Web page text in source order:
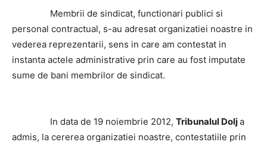
Membrii de sindicat, functionari publici si
personal contractual, s-au adresat organizatiei noastre in
vederea reprezentarii, sens in care am contestat in
instanta actele administrative prin care au fost imputate
sume de bani membrilor de sindicat.
In data de 19 noiembrie 2012, Tribunalul Dolja
admis, la cererea organizatiei noastre, contestatiile prin